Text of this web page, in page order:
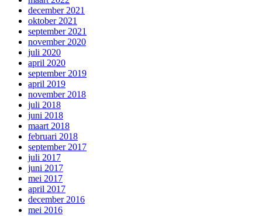
december 2021
oktober 2021
september 2021
november 2020
juli 2020
april 2020
september 2019
april 2019
november 2018
juli 2018
juni 2018
maart 2018
februari 2018
september 2017
juli 2017
juni 2017
mei 2017
april 2017
december 2016
mei 2016